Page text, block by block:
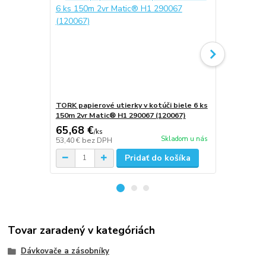
TORK papierové utierky v kotúči biele 6 ks
150m 2vr Matic® H1 290067 (120067)
65,68 €/ks
53,40 € bez DPH Skladom u nás
Pridať do košíka
Tovar zaradený v kategóriách
Dávkovače a zásobníky